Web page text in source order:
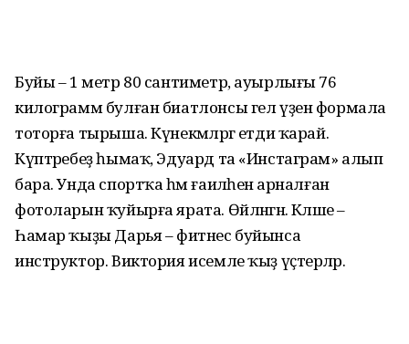
Буйы – 1 метр 80 сантиметр, ауырлығы 76
килограмм булған биатлонсы гел үҙен формала
тоторға тырыша. Күнекмәләргә етди ҡарай.
Күптәребеҙ һымаҡ, Эдуард та «Инстаграм» алып
бара. Унда спортҡа һәм ғаиләһенә арналған
фотоларын ҡуйырға ярата. Өйләнгән. Кәләше –
Һамар ҡыҙы Дарья – фитнес буйынса
инструктор. Виктория исемле ҡыҙ үҫтерәләр.